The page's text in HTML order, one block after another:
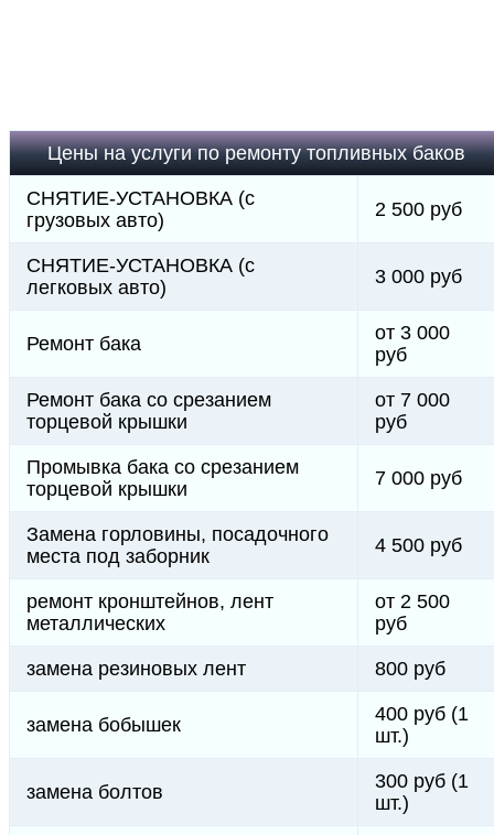
Цены на услуги по ремонту топливных баков
СНЯТИЕ-УСТАНОВКА (с
грузовых авто)
2 500 руб
СНЯТИЕ-УСТАНОВКА (с
легковых авто)
3 000 руб
Ремонт бака
от 3 000
руб
Ремонт бака со срезанием
торцевой крышки
от 7 000
руб
Промывка бака со срезанием
торцевой крышки
7 000 руб
Замена горловины, посадочного
места под заборник
4 500 руб
ремонт кронштейнов, лент
металлических
от 2 500
руб
замена резиновых лент 800 руб
замена бобышек
400 руб (1
шт.)
замена болтов
300 руб (1
шт.)